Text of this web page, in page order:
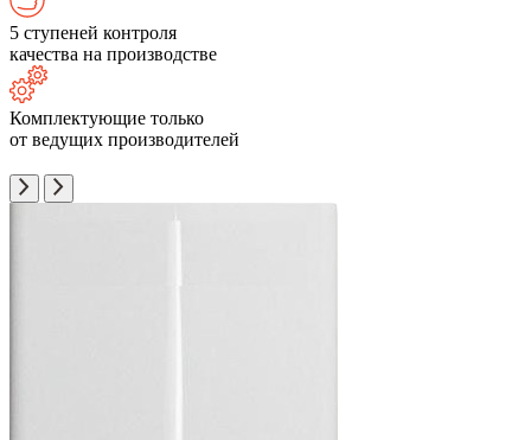
5 ступеней контроля
качества на производстве
Комплектующие только
от ведущих производителей